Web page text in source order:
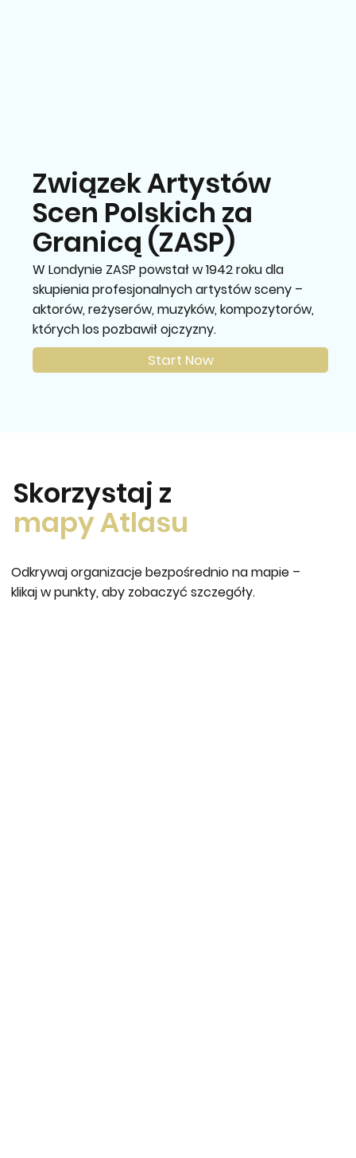
Związek Artystów
Scen Polskich za
Granicą (ZASP)
W Londynie ZASP powstał w 1942 roku dla
skupienia profesjonalnych artystów sceny –
aktorów, reżyserów, muzyków, kompozytorów,
których los pozbawił ojczyzny.
Start Now
Skorzystaj z
mapy Atlasu
Odkrywaj organizacje bezpośrednio na mapie –
klikaj w punkty, aby zobaczyć szczegóły.